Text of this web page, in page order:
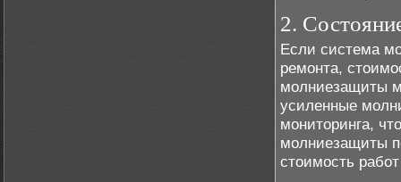
2.
Если система
ремонта,
молниезащиты
усиленные
мониторинга,
молниезащиты
стоимость